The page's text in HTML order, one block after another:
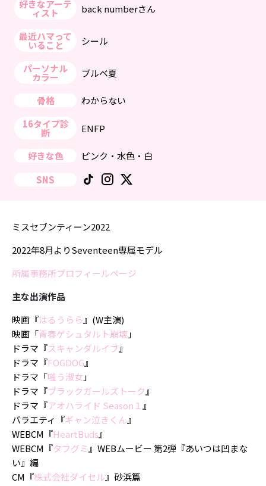
好きなアーテ
ィスト back numberさん
最近ハマって
いること シール
パーソナル
カラー ブルベ夏
骨格
わからない
16タイプ診
断 ENFP
好きな色
ピンク・水色・白
SNS
ミスセブンティーン2022
2022年8月よりSeventeen専属モデル
所属事務所プロフィールページ
主な出演作品
映画『はるうらら 』(W主演)
映画「青春ゲシュタルト崩壊 」
ドラマ『スキャンダルイブ』
ドラマ『FOGDOG』
ドラマ「嗤う淑女」
ドラマ『ブラックガールズトーク 』
ドラマ『アオハライド Season１ 』
バラエティ『ギャン泣きくん』
WEBCM『HeartBuds』
WEBCM『タフグミ 』WEBムービー 第2弾『あいつは凹まな
い』編
CM『株式会社ダイセル』砂浜篇